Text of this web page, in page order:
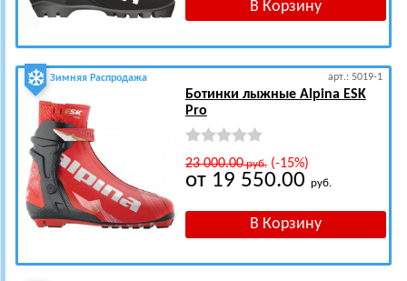
Зимняя Распродажа арт.: 5019-1
Ботинки лыжные Alpina ESK
Pro
23 000.00руб.(-15%)
от 19 550.00 руб.